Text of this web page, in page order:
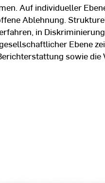
Auf individueller
Ablehnung.
in
Ebene
sowie die